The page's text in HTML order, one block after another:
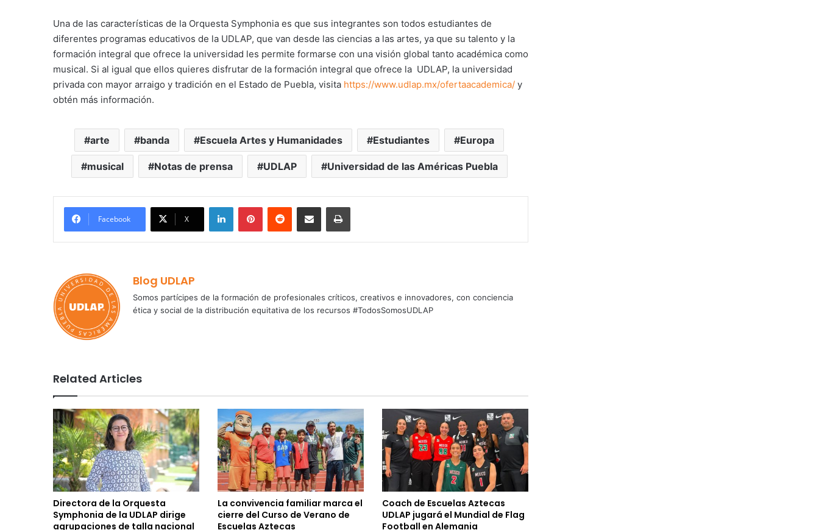
Una de las características de la Orquesta Symphonia es que sus integrantes son todos estudiantes de
diferentes programas educativos de la UDLAP, que van desde las ciencias a las artes, ya que su talento y la
formación integral que ofrece la universidad les permite formarse con una visión global tanto académica como
musical. Si al igual que ellos quieres disfrutar de la formación integral que ofrece la UDLAP, la universidad
privada con mayor arraigo y tradición en el Estado de Puebla, visita https://www.udlap.mx/ofertaacademica/ y
obtén más información.
arte banda Escuela Artes y Humanidades Estudiantes Europa
musical Notas de prensa UDLAP Universidad de las Américas Puebla
Facebook X
LinkedInPinterestReddit Share via Email Print
Blog UDLAP
Somos partícipes de la formación de profesionales críticos, creativos e innovadores, con conciencia
ética y social de la distribución equitativa de los recursos #TodosSomosUDLAP
Related Articles
Directora de la Orquesta
Symphonia de la UDLAP dirige
agrupaciones de talla nacional
La convivencia familiar marca el
cierre del Curso de Verano de
Escuelas Aztecas
Coach de Escuelas Aztecas
UDLAP jugará el Mundial de Flag
Football en Alemania